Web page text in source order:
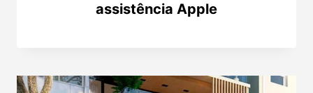
assistência Apple